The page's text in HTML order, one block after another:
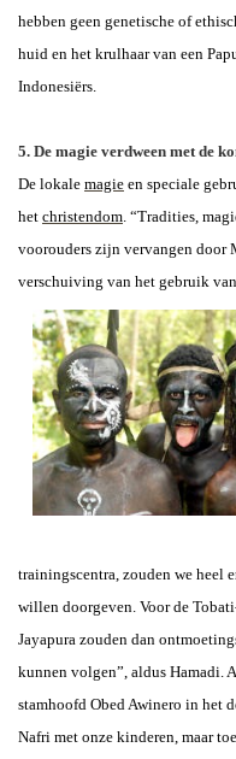
hebben geen genetische of
huid en het krulhaar van een
Indonesiërs.
5. De magie verdween met de
De lokale magie en speciale
het christendom. “Tradities,
voorouders zijn vervangen door
verschuiving van het gebruik
trainingscentra, zouden we heel
willen doorgeven. Voor de
Jayapura zouden dan
kunnen volgen”, aldus Hamadi.
stamhoofd Obed Awinero in het
Nafri met onze kinderen, maar